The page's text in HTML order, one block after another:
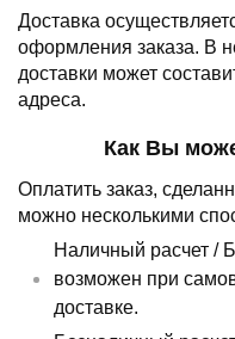
Доставка
оформления заказа. В
доставки может
адреса.
Как Вы
Оплатить заказ,
можно несколькими
Наличный расчет /
возможен при
доставке.